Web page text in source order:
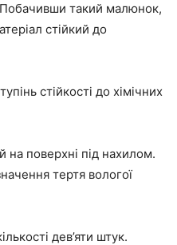
такий малюнок,
стійкий до
стійкості до хімічних
на поверхні під нахилом.
тертя вологої
дев’яти штук.